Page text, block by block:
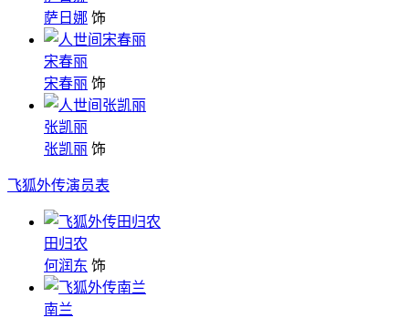
萨日娜 饰
宋春丽
宋春丽 饰
张凯丽
张凯丽 饰
飞狐外传演员表
田归农
何润东 饰
南兰